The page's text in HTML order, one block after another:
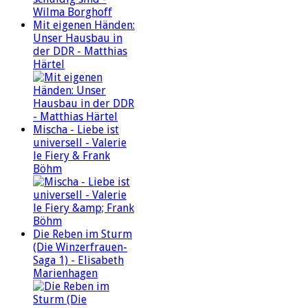
Mit eigenen Händen:
Unser Hausbau in
der DDR - Matthias
Härtel
Mischa - Liebe ist
universell - Valerie
le Fiery & Frank
Böhm
Die Reben im Sturm
(Die Winzerfrauen-
Saga 1) - Elisabeth
Marienhagen